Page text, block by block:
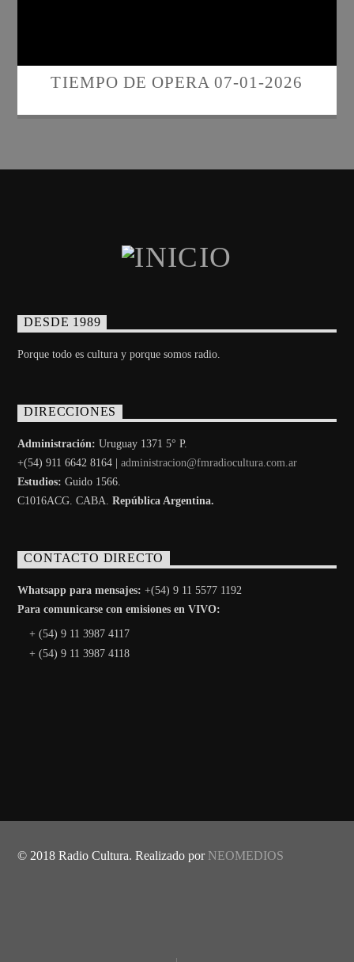
TIEMPO DE OPERA 07-01-2026
DESDE 1989
Porque todo es cultura y porque somos radio.
DIRECCIONES
Administración: Uruguay 1371 5° P.
+(54) 911 6642 8164 |administracion@fmradiocultura.com.ar
Estudios: Guido 1566.
C1016ACG. CABA.República Argentina.
CONTACTO DIRECTO
Whatsapp para mensajes: +(54) 9 11 5577 1192
Para comunicarse con emisiones en VIVO:
+ (54) 9 11 3987 4117
+ (54) 9 11 3987 4118
© 2018 Radio Cultura. Realizado por NEOMEDIOS